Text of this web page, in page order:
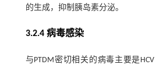
的生成，抑制胰岛素分泌。
3.2.4 病毒感染
与PTDM密切相关的病毒主要是HCV